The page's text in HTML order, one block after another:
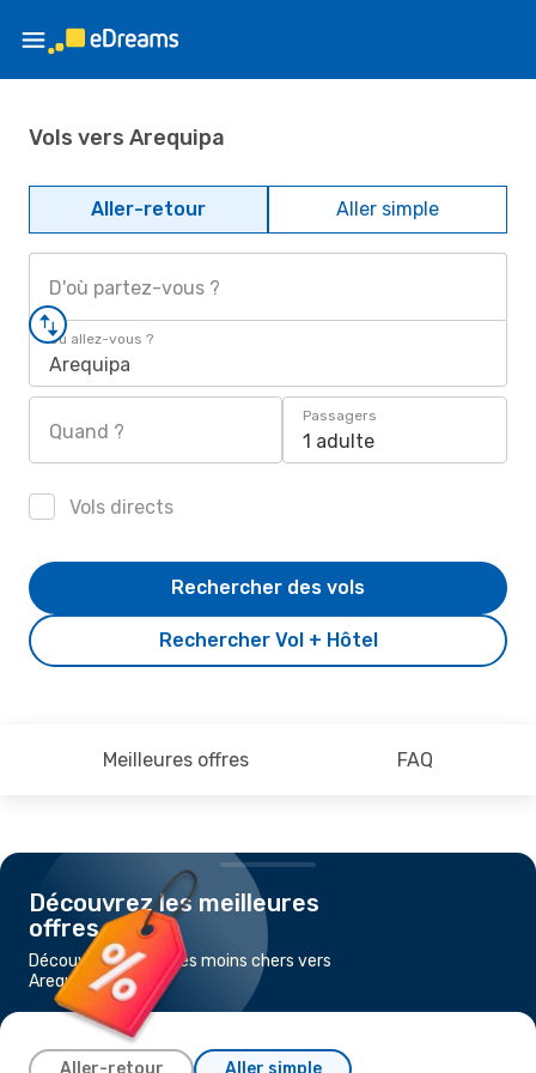
Vols vers Arequipa
Aller-retour Aller simple
D'où partez-vous ?
Où allez-vous ?
Arequipa
Quand ?
Passagers
1 adulte
Vols directs
Rechercher Vol + Hôtel
Rechercher des vols
Meilleures offres FAQ
Découvrez les meilleures
offres
Découvrez les vols les moins chers vers
Arequipa
Aller-retour Aller simple